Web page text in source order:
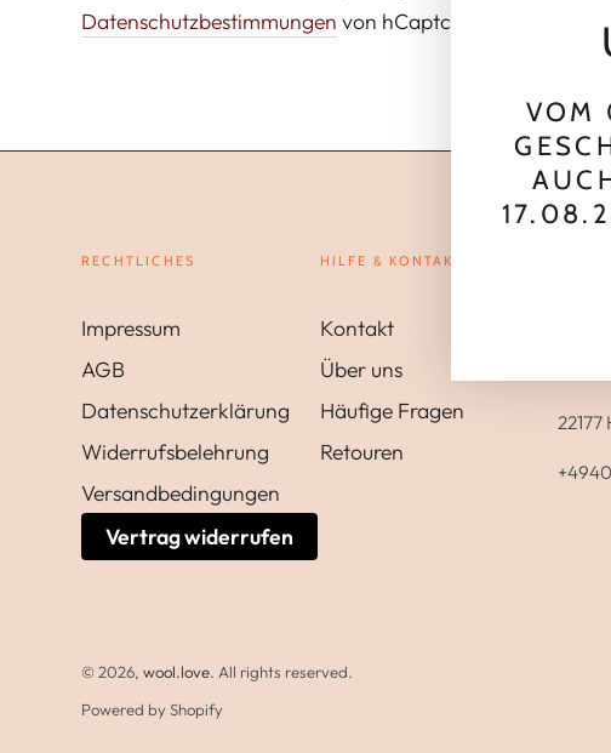
Datenschutzbestimmungen von hCaptcha.
RECHTLICHES
Impressum
AGB
Datenschutzerklärung
Widerrufsbelehrung
Versandbedingungen
Vertrag widerrufen
HILFE & KONTAKT
Kontakt
Über uns
Häufige Fragen
Retouren
© 2026, wool.love. All rights reserved.
Powered by Shopify
VOM